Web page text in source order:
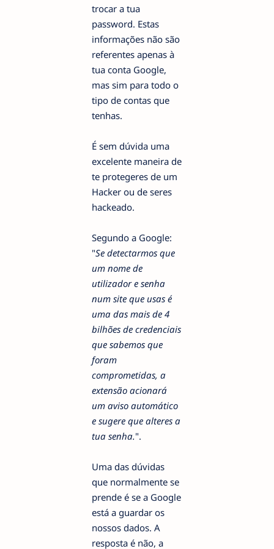
trocar a tua
password. Estas
informações não são
referentes apenas à
tua conta Google,
mas sim para todo o
tipo de contas que
tenhas.
É sem dúvida uma
excelente maneira de
te protegeres de um
Hacker ou de seres
hackeado.
Segundo a Google:
"Se detectarmos que
um nome de
utilizador e senha
num site que usas é
uma das mais de 4
bilhões de credenciais
que sabemos que
foram
comprometidas, a
extensão acionará
um aviso automático
e sugere que alteres a
tua senha.".
Uma das dúvidas
que normalmente se
prende é se a Google
está a guardar os
nossos dados. A
resposta é não, a